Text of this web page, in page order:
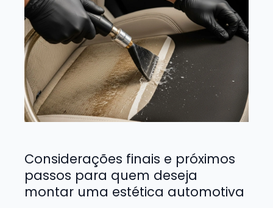
Considerações finais e próximos
passos para quem deseja
montar uma estética automotiva